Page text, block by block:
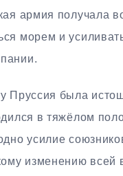
армия получала
морем и
Пруссия была
в тяжёлом
усилие
изменению всей